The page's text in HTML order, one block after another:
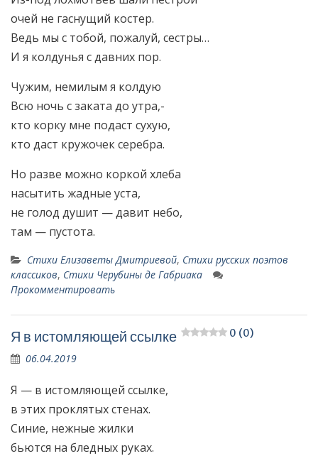
очей не гаснущий костер.
Ведь мы с тобой, пожалуй, сестры…
И я колдунья с давних пор.
Чужим, немилым я колдую
Всю ночь с заката до утра,-
кто корку мне подаст сухую,
кто даст кружочек серебра.
Но разве можно коркой хлеба
насытить жадные уста,
не голод душит — давит небо,
там — пустота.
Стихи Елизаветы Дмитриевой, Стихи русских поэтов
классиков, Стихи Черубины де Габриака
Прокомментировать
Я в истомляющей ссылке 0 (0)
06.04.2019
Я — в истомляющей ссылке,
в этих проклятых стенах.
Синие, нежные жилки
бьются на бледных руках.